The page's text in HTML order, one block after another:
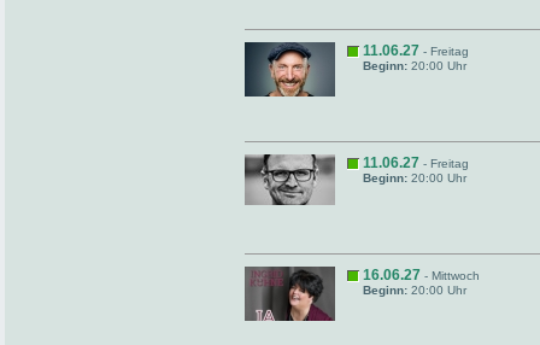
11.06.27 - Freitag
Beginn: 20:00 Uhr
11.06.27 - Freitag
Beginn: 20:00 Uhr
16.06.27 - Mittwoch
Beginn: 20:00 Uhr